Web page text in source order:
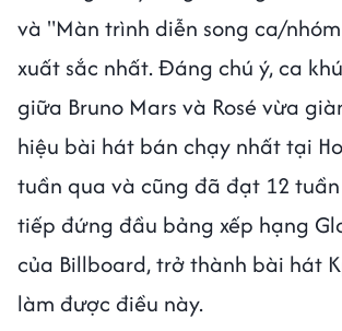
và "Màn trình diễn song ca/
xuất sắc nhất. Đáng chú ý, ca
giữa Bruno Mars và Rosé vừa
hiệu bài hát bán chạy nhất tại
tuần qua và cũng đã đạt 12
tiếp đứng đầu bảng xếp hạng
của Billboard, trở thành bài hát
làm được điều này.